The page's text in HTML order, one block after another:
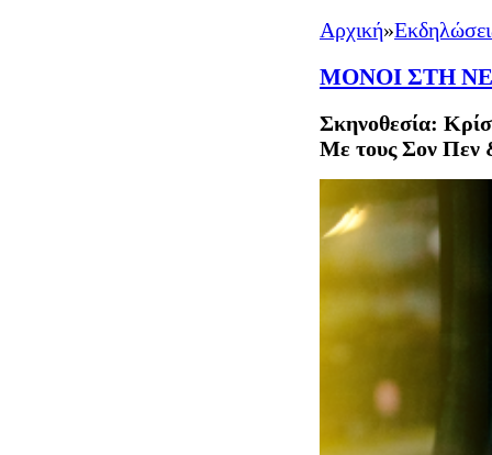
Αρχική»
ΜΟΝΟΙ ΣΤΗ
Σκηνοθεσία:
Με τους Σον Πεν